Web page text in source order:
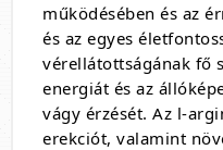
működésében és az
és az egyes
vérellátottságának fő
energiát és az
vágy érzését. Az l-
erekciót, valamint